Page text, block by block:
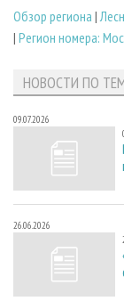
Обзор региона |
| Регион номера:
НОВОСТИ ПО
09.07.2026
26.06.2026